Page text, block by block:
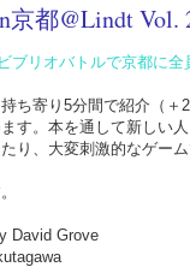
都@Lindt Vol.
ブリオバトルで京都に全
ち寄り5分間で紹介（＋
す。本を通して新しい
り、大変刺激的なゲーム
David Grove